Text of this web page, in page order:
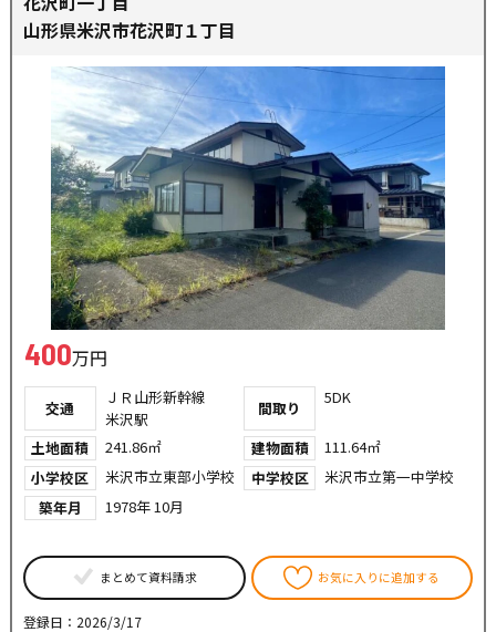
山形県米沢市花沢町１丁目
400万円
交通
ＪＲ山形新幹線
米沢駅
間取り
5DK
土地面積 241.86㎡ 建物面積
111.64㎡
小学校区
米沢市立東部小学校 中学校区
米沢市立第一中学校
築年月
1978年 10月
まとめて資料請求 お気に入りに追加する
登録日：2026/3/17